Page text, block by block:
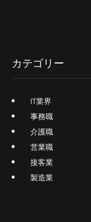
カテゴリー
IT業界
事務職
介護職
営業職
接客業
製造業